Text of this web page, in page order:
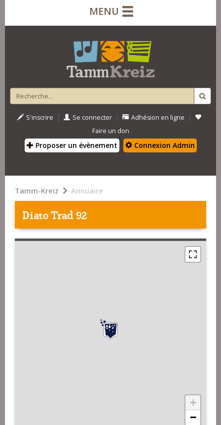
MENU
S'inscrire | Se connecter | Adhésion en ligne |
Faire un don
Proposer un évènement Connexion Admin
Tamm-Kreiz Annuaire
Diato Trad 92
+
−